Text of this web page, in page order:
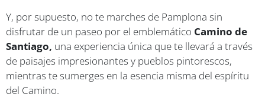
Y, por supuesto, no te marches de Pamplona sin
disfrutar de un paseo por el emblemático Camino de
Santiago, una experiencia única que te llevará a través
de paisajes impresionantes y pueblos pintorescos,
mientras te sumerges en la esencia misma del espíritu
del Camino.